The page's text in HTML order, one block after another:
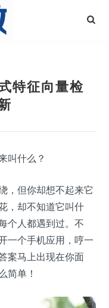
特征向量检
叫什么？
，但你却想不起来它
，却不知道它叫什
个人都遇到过。不
一个手机应用，哼一
案马上出现在你面
简单！